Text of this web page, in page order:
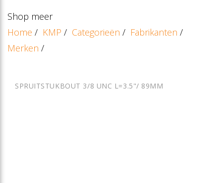
Shop meer
Home / KMP / Categorieën / Fabrikanten /
Merken /
SPRUITSTUKBOUT 3/8 UNC L=3.5"/ 89MM